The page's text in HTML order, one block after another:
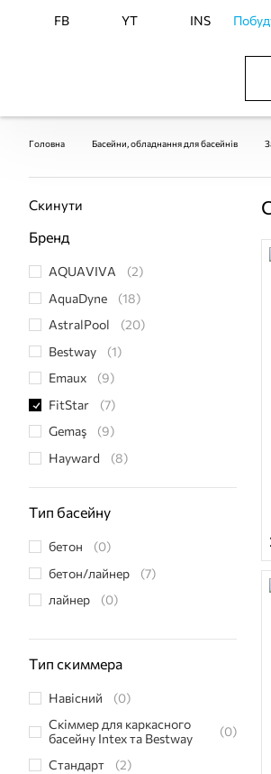
FB YT INS
Головна Басейни, обладнання для басейнів
Скинути
Бренд
AQUAVIVA
(2)
AquaDyne
(18)
AstralPool
(20)
Bestway
(1)
Emaux
(9)
FitStar
(7)
Gemaş
(9)
Hayward
(8)
Intex
(1)
Kokido
(2)
Kripsol
(8)
MTS Produkte
Vagner Pool
(6)
WaterLine
(1)
Тип басейну
бетон
(0)
бетон/лайнер
(7)
лайнер
(0)
Тип скиммера
Навісний
(0)
Скіммер для каркасного
басейну Intex та Bestway
(0)
Стандарт
(2)